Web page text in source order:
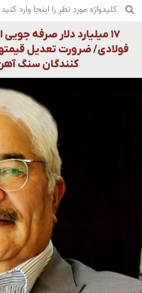
۱۷ میلیارد دلار صرفه
کنندگان سنگ